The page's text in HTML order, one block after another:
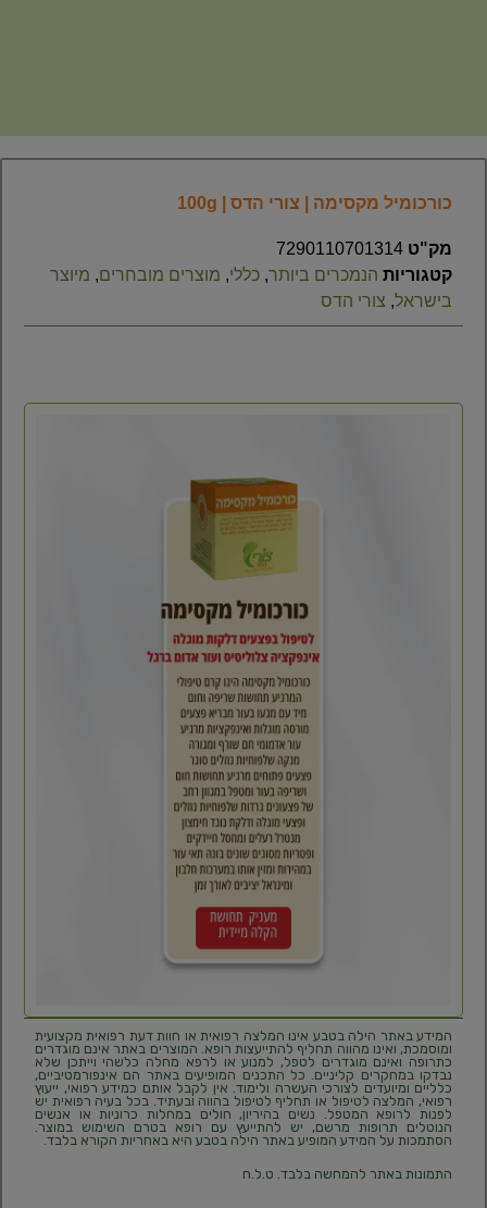
כורכומיל מקסימה | צורי הדס | 100g
מק"ט 7290110701314
קטגוריות הנמכרים ביותר, כללי, מוצרים מובחרים, מיוצר
בישראל, צורי הדס
המידע באתר הילה בטבע אינו המלצה רפואית או חוות דעת רפואית מקצועית
ומוסמכת, ואינו מהווה תחליף להתייעצות רופא. המוצרים באתר אינם מוגדרים
כתרופה ואינם מוגדרים לטפל, למנוע או לרפא מחלה כלשהי וייתכן שלא
נבדקו במחקרים קליניים. כל התכנים המופיעים באתר הם אינפורמטיביים,
כלליים ומיועדים לצורכי העשרה ולימוד. אין לקבל אותם כמידע רפואי, ייעוץ
רפואי, המלצה לטיפול או תחליף לטיפול בהווה ובעתיד. בכל בעיה רפואית יש
לפנות לרופא המטפל. נשים בהיריון, חולים במחלות כרוניות או אנשים
הנוטלים תרופות מרשם, יש להתייעץ עם רופא בטרם השימוש במוצר.
הסתמכות על המידע המופיע באתר הילה בטבע היא באחריות הקורא בלבד.
התמונות באתר להמחשה בלבד. ט.ל.ח